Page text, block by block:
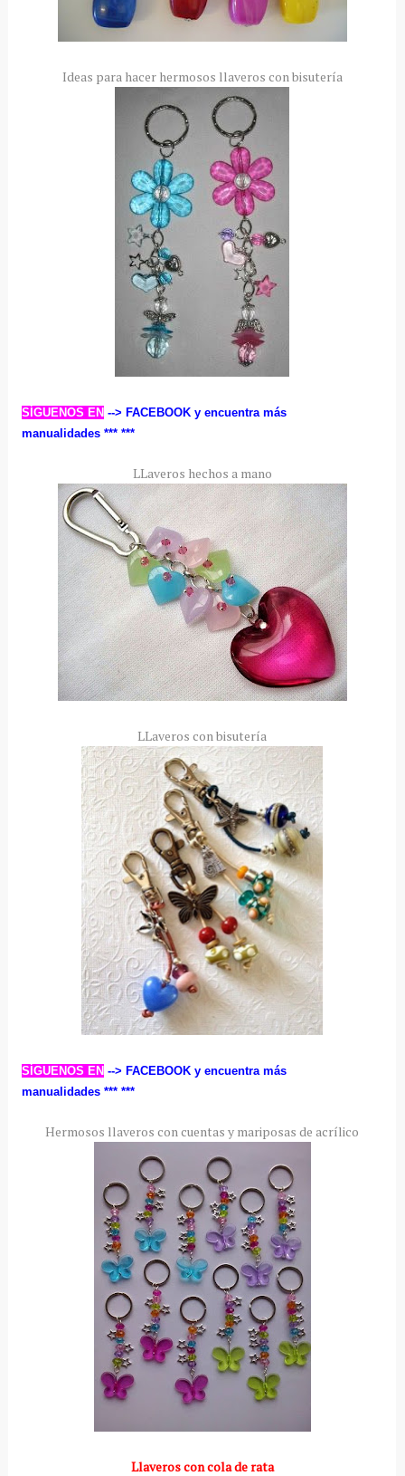
Ideas para hacer hermosos llaveros con bisutería
SÍGUENOS EN --> FACEBOOK y encuentra más
manualidades ******
LLaveros hechos a mano
LLaveros con bisutería
SÍGUENOS EN --> FACEBOOK y encuentra más
manualidades ******
Hermosos llaveros con cuentas y mariposas de acrílico
Llaveros con cola de rata